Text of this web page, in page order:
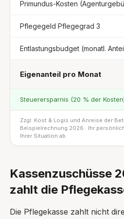
Primundus-Kosten
Pflegegeld Pflegegrad 3
Entlastungsbudget (monatl.
Eigenanteil pro Monat
Steuerersparnis (20 % der
Zzgl. Kost & Logis und Anreise der
Beispielrechnung 2026 · Ihr
Ihrer Situation ab.
Kassenzuschüsse
zahlt die
Die Pflegekasse zahlt nicht